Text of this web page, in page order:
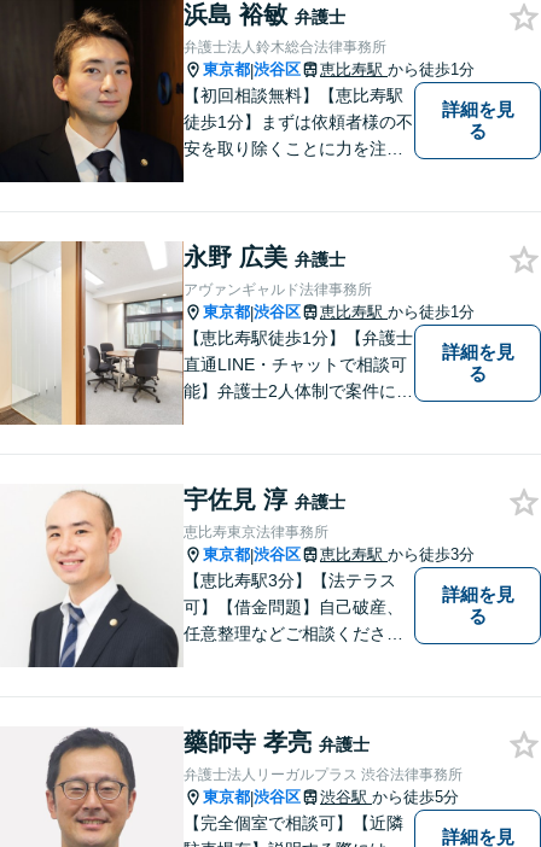
かりと向き合い、迅速に粘り
強くより良い解決を目指しま
す。お困りの場合、まずはご
相談ください。
浜島 裕敏 弁護士
弁護士法人鈴木総合法律事務所
東京都|渋谷区 恵比寿駅 から徒歩1分
【初回相談無料】【恵比寿駅
徒歩1分】まずは依頼者様の不
安を取り除くことに力を注い
事件・労働トラブル・離婚問
題などお悩みのことはぜひご
相談ください。
詳細を見
る
永野 広美 弁護士
アヴァンギャルド法律事務所
東京都|渋谷区 恵比寿駅 から徒歩1分
【恵比寿駅徒歩1分】【弁護士
直通LINE・チャットで相談可
能】弁護士2人体制で案件に取
最適な解決策を提案【年中無
休・早朝夜間対応可能（要予
約）】
詳細を見
る
宇佐見 淳 弁護士
恵比寿東京法律事務所
東京都|渋谷区 恵比寿駅 から徒歩3分
【恵比寿駅3分】【法テラス
可】【借金問題】自己破産、
任意整理などご相談ください
料】ご相談者さまに寄り添っ
た解決方法をご提案します！
詳細を見
る
藥師寺 孝亮 弁護士
弁護士法人リーガルプラス 渋谷法律事務所
東京都|渋谷区 渋谷駅 から徒歩5分
【完全個室で相談可】【近隣
詳細を見